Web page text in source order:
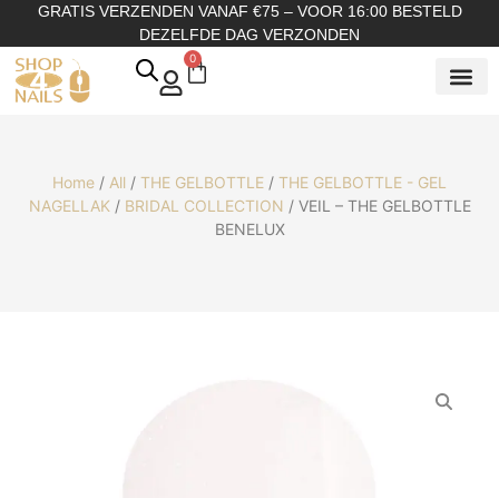
GRATIS VERZENDEN VANAF €75 – VOOR 16:00 BESTELD
DEZELFDE DAG VERZONDEN
0
Home / All / THE GELBOTTLE / THE GELBOTTLE - GEL
NAGELLAK / BRIDAL COLLECTION / VEIL – THE GELBOTTLE
BENELUX